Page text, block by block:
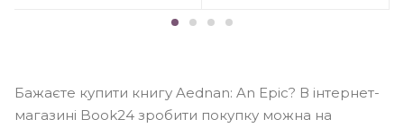
Бажаєте купити книгу Aednan: An Epic? В інтернет-
магазині Book24 зробити покупку можна на